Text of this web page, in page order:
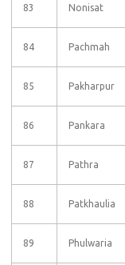
83 Nonisat
84 Pachmah
85 Pakharpur
86 Pankara
87 Pathra
88 Patkhaulia
89 Phulwaria